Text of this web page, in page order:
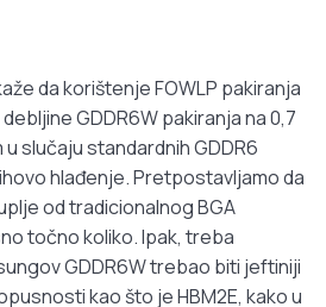
da korištenje FOWLP pakiranja
GDDR6W pakiranja na 0,7
u slučaju standardnih GDDR6
hlađenje. Pretpostavljamo da
od tradicionalnog BGA
točno koliko. Ipak, treba
GDDR6W trebao biti jeftiniji
kao što je HBM2E, kako u